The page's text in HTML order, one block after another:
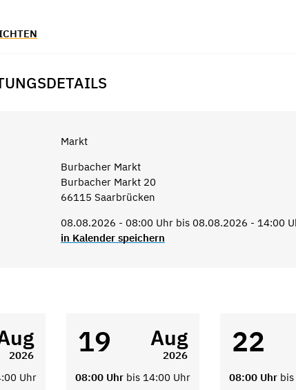
Markt
Burbacher Markt
Burbacher Markt 20
66115 Saarbrücken
08.08.2026 - 08:00 Uhr bis 08.08.2026 - 14:00
in Kalender speichern
2026
Uhr
19 Aug
2026
08:00 Uhr bis 14:00 Uhr
22
08:00 Uhr